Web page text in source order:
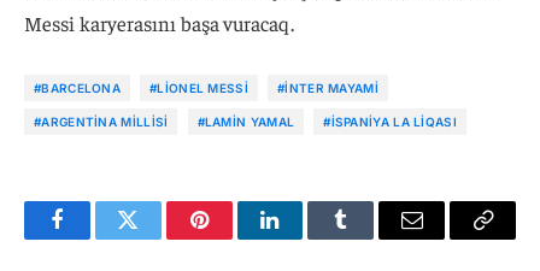
Messi karyerasını başa vuracaq.
#BARCELONA #LIONEL MESSI #İNTER MAYAMI
#ARGENTINA MILLISI #LAMIN YAMAL #İSPANIYA LA LIQASI
FacebookTwitter PinterestLinkedInTumblr Email
Copy